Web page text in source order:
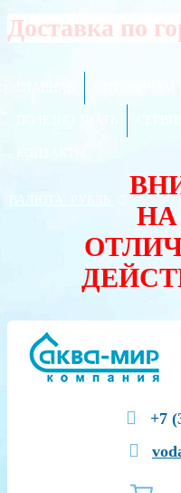
Доставка по
ВАЛЮТА:
+7